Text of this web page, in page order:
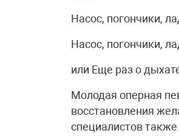
Насос, погончики,
Насос, погончики,
или Еще раз о
Молодая оперная
восстановления
специалистов